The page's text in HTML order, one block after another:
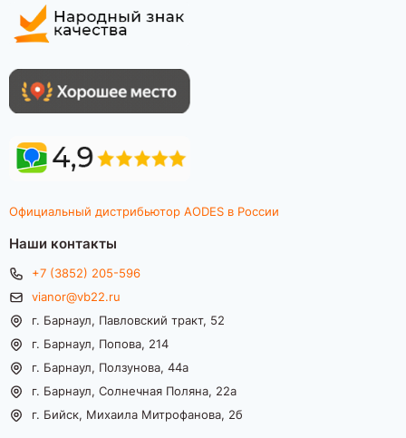
Официальный дистрибьютор AODES в России
Наши контакты
+7 (3852) 205-596
vianor@vb22.ru
г. Барнаул, Павловский тракт, 52
г. Барнаул, Попова, 214
г. Барнаул, Ползунова, 44а
г. Барнаул, Солнечная Поляна, 22а
г. Бийск, Михаила Митрофанова, 2б